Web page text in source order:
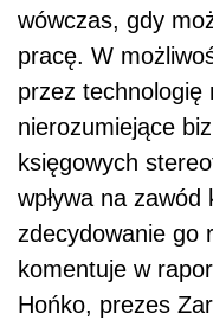
wówczas, gdy
pracę. W
przez technologię
nierozumiejące
księgowych
wpływa na
zdecydowanie go
komentuje w
Hońko, prezes